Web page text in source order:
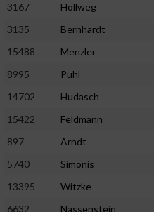
3167
Hollweg
3135
Bernhardt
15488
Menzler
8995
Puhl
14702
Hudasch
15422
Feldmann
897
Arndt
5740
Simonis
13395
Witzke
6632
Nassenstein